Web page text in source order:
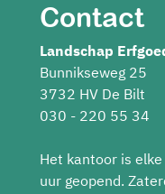
Contact
Landschap
Bunnikseweg 25
3732 HV De Bilt
030 - 220 55 34
Het kantoor is
uur geopend.